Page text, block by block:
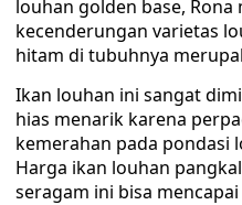
louhan golden base,
kecenderungan varietas
hitam di tubuhnya
Ikan louhan ini sangat
hias menarik karena
kemerahan pada pondasi
Harga ikan louhan
seragam ini bisa